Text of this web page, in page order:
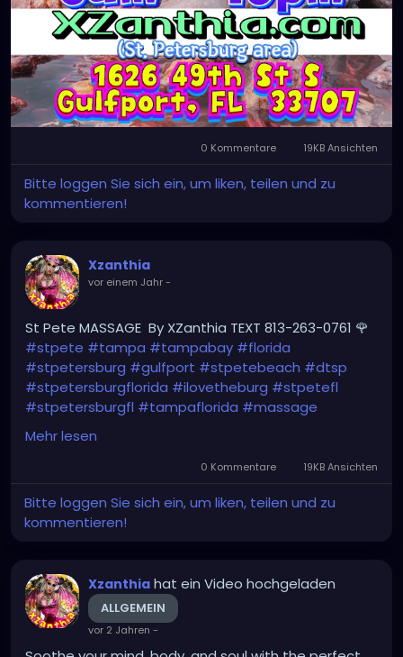
0 Kommentare 19KB Ansichten
Bitte loggen Sie sich ein, um liken, teilen und zu
kommentieren!
Xzanthia
vor einem Jahr-
St Pete MASSAGE By XZanthia TEXT 813-263-0761 🌹
#stpete #tampa #tampabay #florida
#stpetersburg #gulfport #stpetebeach #dtsp
#stpetersburgflorida #ilovetheburg #stpetefl
#stpetersburgfl #tampaflorida #massage
#massagetherapy
#sarasota #tampafl
#downtownstpete#southtampa
#neuromuscular#largo#igersstpete
#Pinellascounty
Mehr lesen
0 Kommentare 19KB Ansichten
Bitte loggen Sie sich ein, um liken, teilen und zu
kommentieren!
Xzanthia hat ein Video hochgeladen
ALLGEMEIN
vor 2 Jahren -